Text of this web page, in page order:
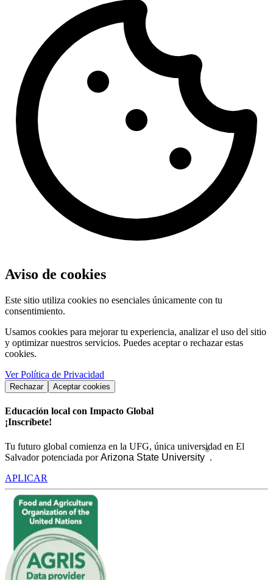
Aviso de cookies
Este sitio utiliza cookies no esenciales únicamente con tu
consentimiento.
Usamos cookies para mejorar tu experiencia, analizar el uso del sitio
y optimizar nuestros servicios. Puedes aceptar o rechazar estas
cookies.
Ver Política de Privacidad
Rechazar Aceptar cookies
Educación local con Impacto Global
¡Inscríbete!
Tu futuro global comienza en la UFG, única universidad en El
Salvador potenciada porArizona State University
®
.
APLICAR